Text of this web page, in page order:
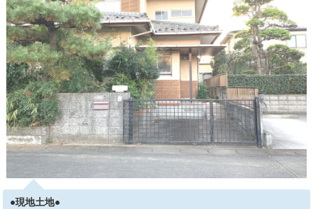
●現地土地●